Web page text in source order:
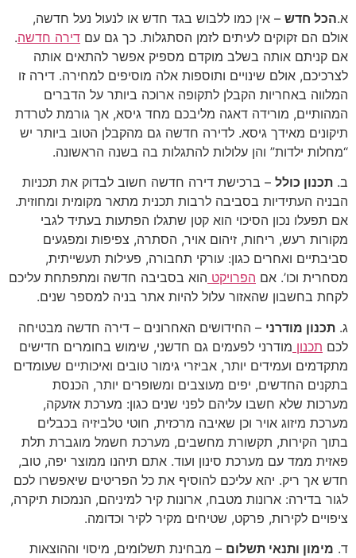
א.הכל חדש – אין כמו ללבוש בגד חדש או לנעול נעל חדשה,
אולם הם זקוקים לעיתים לזמן הסתגלות. כך גם עם דירה חדשה.
אם קניתם אותה בשלב מוקדם מספיק אפשר להתאים אותה
לצרכיכם, אולם שינויים ותוספות אלה מוסיפים למחירה. דירה זו
המלווה באחריות הקבלן לתקופה ארוכה ביותר על הדברים
המהותיים, מורידה דאגה מליבכם מחד גיסא, אך גורמת לטרדת
תיקונים מאידך גיסא. לדירה חדשה גם מהקבלן הטוב ביותר יש
“מחלות ילדות” והן עלולות להתגלות בה בשנה הראשונה.
ב. תכנון כולל – ברכישת דירה חדשה חשוב לבדוק את תכניות
הבניה העתידיות בסביבה לרבות תכנית מתאר מקומית ומחוזית.
אם תפעלו נכון הסיכוי הוא קטן שתגלו הפתעות בעתיד לגבי
מקורות רעש, ריחות, זיהום אויר, הסתרה, צפיפות ומפגעים
סביבתיים ואחרים כגון: עורקי תחבורה, פעילות תעשייתית,
מסחרית וכו’. אם הפרויקט הוא בסביבה חדשה ומתפתחת עליכם
לקחת בחשבון שהאזור עלול להיות אתר בניה למספר שנים.
ג. תכנון מודרני – החידושים האחרונים – דירה חדשה מבטיחה
לכם תכנון מודרני לפעמים גם חדשני, שימוש בחומרים חדישים
מתקדמים ועמידים יותר, אביזרי גימור טובים ואיכותיים שעומדים
בתקנים החדשים, יפים מעוצבים ומשופרים יותר, הכנסת
מערכות שלא חשבו עליהם לפני שנים כגון: מערכת אזעקה,
מערכת מיזוג אויר וכן שאיבה מרכזית, חוטי טלביזיה בכבלים
בתוך הקירות, תקשורת מחשבים, מערכת חשמל מוגברת תלת
פאזית ממד עם מערכת סינון ועוד. אתם תיהנו ממוצר יפה, טוב,
חדש אך ריק. יהא עליכם להוסיף את כל הפריטים שיאפשרו לכם
לגור בדירה: ארונות מטבח, ארונות קיר למיניהם, הנמכות תיקרה,
ציפויים לקירות, פרקט, שטיחים מקיר לקיר וכדומה.
ד. מימון ותנאי תשלום – מבחינת תשלומים, מיסוי וההוצאות